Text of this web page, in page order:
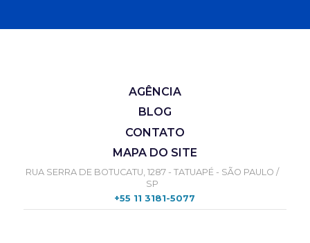
AGÊNCIA
BLOG
CONTATO
MAPA DO SITE
RUA SERRA DE BOTUCATU, 1287 - TATUAPÉ - SÃO PAULO /
SP
+55 11 3181-5077